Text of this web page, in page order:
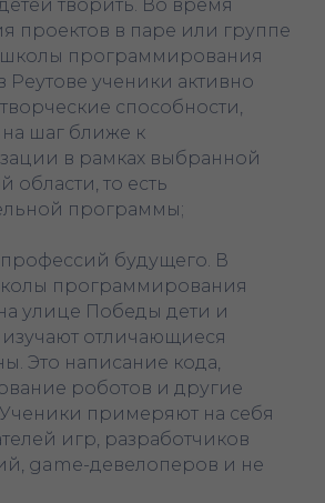
детей творить. Во время
проектов в паре или группе
программирования
Реутове ученики активно
способности,
на шаг ближе к
в рамках выбранной
области, то есть
программы;
будущего. В
программирования
улице Победы дети и
отличающиеся
Это написание кода,
роботов и другие
Ученики примеряют на себя
игр, разработчиков
game-девелоперов и не